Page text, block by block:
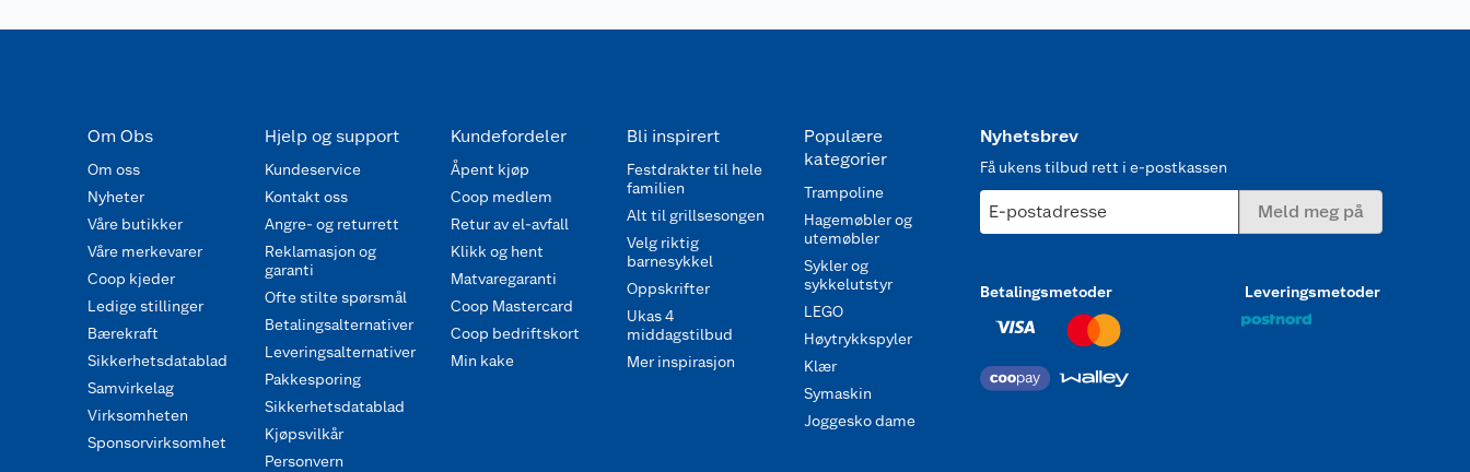
Om Obs
Om oss
Nyheter
Våre butikker
Våre merkevarer
Coop kjeder
Ledige stillinger
Bærekraft
Sikkerhetsdatablad
Samvirkelag
Virksomheten
Sponsorvirksomhet
Hjelp og support
Kundeservice
Kontakt oss
Angre- og returrett
Reklamasjon og
garanti
Ofte stilte spørsmål
Betalingsalternativer
Leveringsalternativer
Pakkesporing
Sikkerhetsdatablad
Kjøpsvilkår
Personvern
Kundefordeler
Åpent kjøp
Coop medlem
Retur av el-avfall
Klikk og hent
Matvaregaranti
Coop Mastercard
Coop bedriftskort
Min kake
Bli inspirert
Festdrakter til hele
familien
Alt til grillsesongen
Velg riktig
barnesykkel
Oppskrifter
Ukas 4
middagstilbud
Mer inspirasjon
Populære
kategorier
Trampoline
Hagemøbler og
utemøbler
Sykler og
sykkelutstyr
LEGO
Høytrykkspyler
Klær
Symaskin
Joggesko dame
Nyhetsbrev
Få ukens tilbud rett i e-postkassen
E-postadresse Meld meg på
Betalingsmetoder Leveringsmetoder